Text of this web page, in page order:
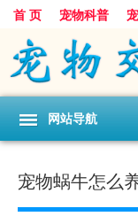
首 页 宠物科普
网站导航
宠物蜗牛怎么